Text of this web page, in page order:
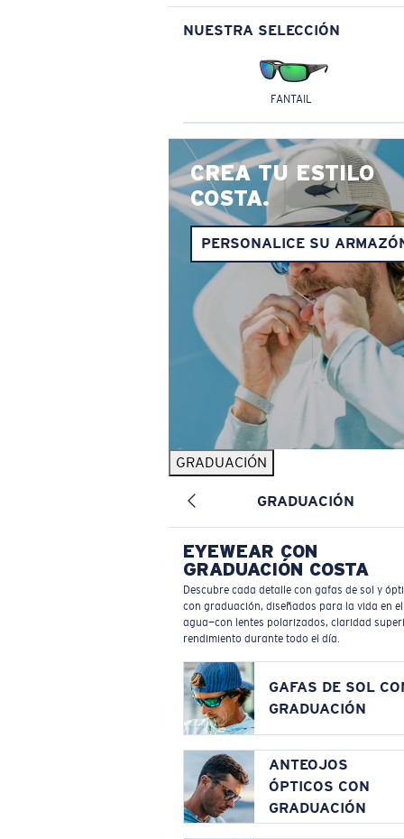
NUESTRA SELECCIÓN
FANTAIL
CREA TU ESTILO
COSTA.
PERSONALICE SU
GRADUACIÓN
GRADUACIÓN
EYEWEAR CON
GRADUACIÓN COSTA
Descubre cada detalle con gafas de sol y
con graduación, diseñados para la vida en el
agua—con lentes polarizados, claridad
rendimiento durante todo el día.
GAFAS DE SOL
GRADUACIÓN
ANTEOJOS
ÓPTICOS CON
GRADUACIÓN